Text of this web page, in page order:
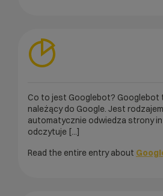
Co to jest Googlebot? Googlebot
należący do Google. Jest
automatycznie odwiedza strony
odczytuje [...]
Read the entire entry about